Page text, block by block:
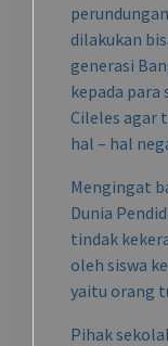
dilakukan
generasi
kepada para
Cileles agar
hal – hal
Mengingat
Dunia
tindak
oleh siswa
yaitu orang
Pihak